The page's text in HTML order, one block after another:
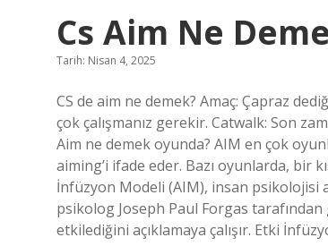
Cs Aim Ne
Tarih: Nisan 4, 2025
CS de aim ne demek? Amaç: Çapraz
çok çalışmanız gerekir. Catwalk: Son
Aim ne demek oyunda? AIM en çok
aiming’i ifade eder. Bazı oyunlarda, bir
İnfüzyon Modeli (AIM), insan psikolojisi
psikolog Joseph Paul Forgas
etkilediğini açıklamaya çalışır. Etki